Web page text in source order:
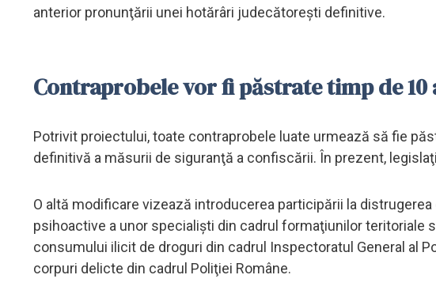
anterior pronunţării unei hotărâri judecătoreşti definitive.
Contraprobele vor fi păstrate timp de 10
Potrivit proiectului, toate contraprobele luate urmează să fie
definitivă a măsurii de siguranţă a confiscării. În prezent,
O altă modificare vizează introducerea participării la
psihoactive a unor specialişti din cadrul formaţiunilor teritoriale
consumului ilicit de droguri din cadrul Inspectoratul General al
corpuri delicte din cadrul Poliţiei Române.